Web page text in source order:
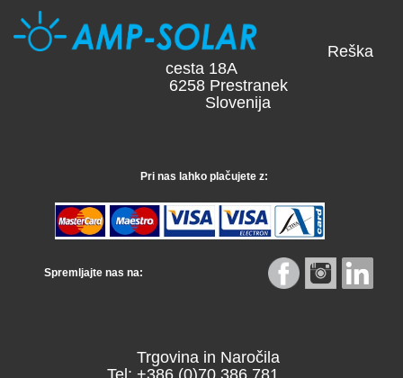
Reška
cesta 18A
6258 Prestranek
Slovenija
Pri nas lahko plačujete z:
Spremljajte nas na:
Trgovina in Naročila